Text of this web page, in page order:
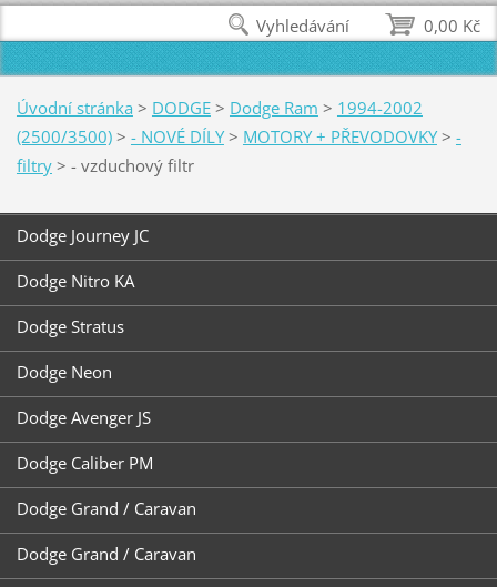
Úvodní stránka > DODGE > Dodge Ram > 1994-2002
(2500/3500) > - NOVÉ DÍLY > MOTORY + PŘEVODOVKY > -
filtry > - vzduchový filtr
Dodge Journey JC
Dodge Nitro KA
Dodge Stratus
Dodge Neon
Dodge Avenger JS
Dodge Caliber PM
Dodge Grand / Caravan
Dodge Grand / Caravan
0,00 Kč
Vyhledávání